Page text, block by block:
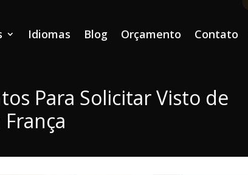
Idiomas Blog Orçamento Contato
Para Solicitar Visto de